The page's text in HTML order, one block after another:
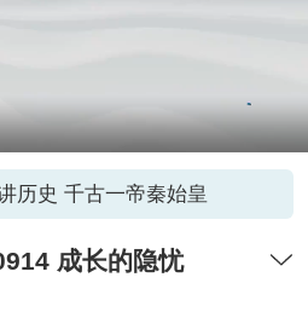
历史 千古一帝秦始皇
成长的隐忧